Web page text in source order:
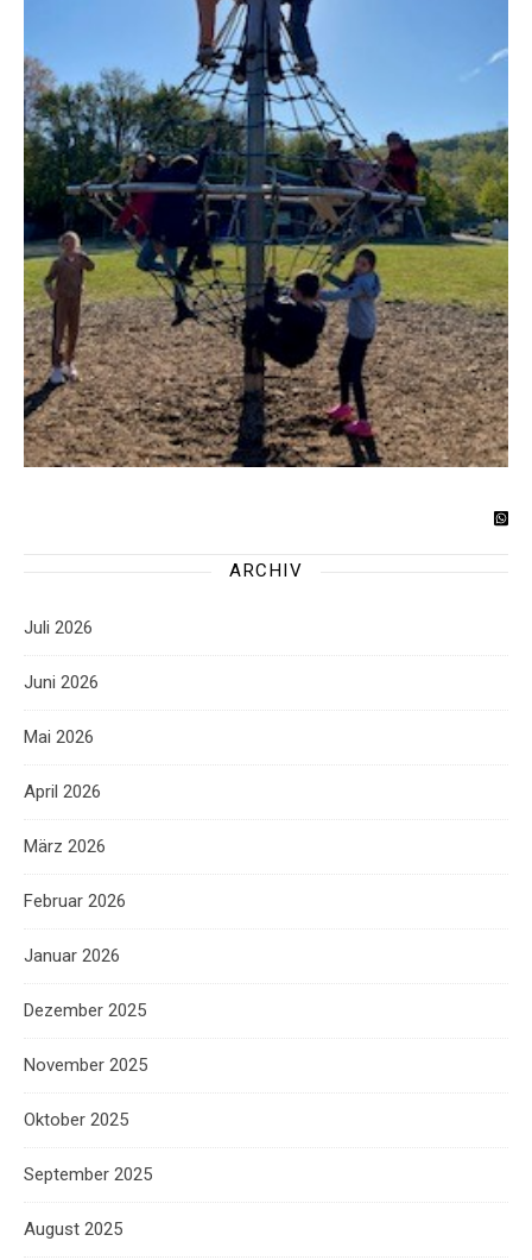
ARCHIV
Juli 2026
Juni 2026
Mai 2026
April 2026
März 2026
Februar 2026
Januar 2026
Dezember 2025
November 2025
Oktober 2025
September 2025
August 2025